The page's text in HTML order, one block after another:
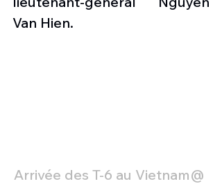
Van Hien.
Arrivée des T-6 au Vietnam@